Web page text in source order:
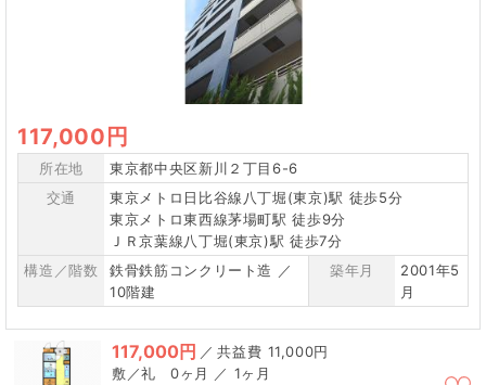
117,000円
所在地
東京都中央区新川２丁目6-6
交通
東京メトロ日比谷線八丁堀(東京)駅 徒歩5分
東京メトロ東西線茅場町駅 徒歩9分
ＪＲ京葉線八丁堀(東京)駅 徒歩7分
構造／階数
鉄骨鉄筋コンクリート造 ／
10階建
築年月
2001年5
月
117,000円 ／
11,000円
0ヶ月 ／ 1ヶ月